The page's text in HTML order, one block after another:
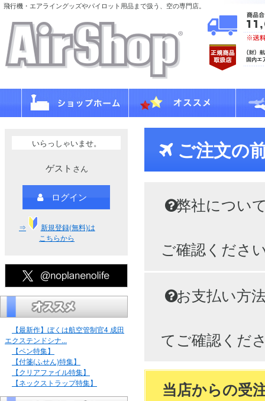
飛行機・エアライングッズやパイロット用品まで扱う、空の専門店。
いらっしゃいませ。
ゲスト さん
ログイン
⇒
新規登録(無料)は
こちらから
【最新作】ぼくは航空管制官4 成田
エクステンドシナ...
【ペン特集】
【付箋(ふせん)特集】
【クリアファイル特集】
【ネックストラップ特集】
ご注文の
弊社につい
ご確認くださ
お支払い方
てご確認くだ
当店からの受